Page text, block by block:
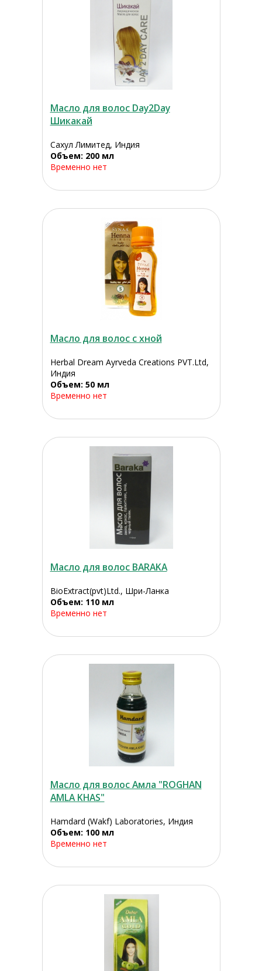
Масло для волос Day2Day
Шикакай
Сахул Лимитед, Индия
Объем: 200 мл
Временно нет
Масло для волос с хной
Herbal Dream Ayrveda Creations PVT.Ltd,
Индия
Объем: 50 мл
Временно нет
Масло для волос BARAKA
BioExtract(pvt)Ltd., Шри-Ланка
Объем: 110 мл
Временно нет
Масло для волос Амла "ROGHAN
AMLA KHAS"
Hamdard (Wakf) Laboratories, Индия
Объем: 100 мл
Временно нет